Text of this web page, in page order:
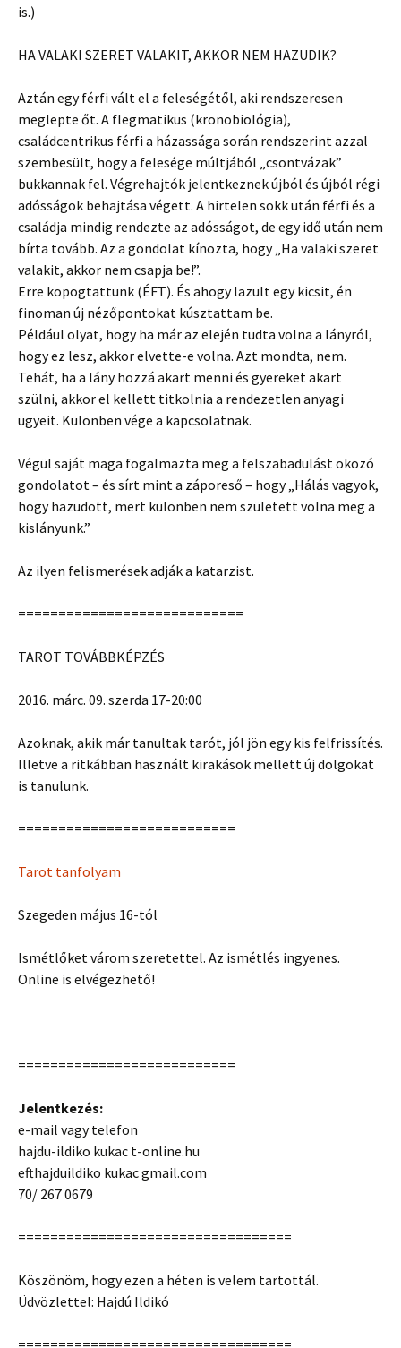
is.)
HA VALAKI SZERET VALAKIT, AKKOR NEM HAZUDIK?
Aztán egy férfi vált el a feleségétől, aki rendszeresen
meglepte őt. A flegmatikus (kronobiológia),
családcentrikus férfi a házassága során rendszerint azzal
szembesült, hogy a felesége múltjából „csontvázak”
bukkannak fel. Végrehajtók jelentkeznek újból és újból régi
adósságok behajtása végett. A hirtelen sokk után férfi és a
családja mindig rendezte az adósságot, de egy idő után nem
bírta tovább. Az a gondolat kínozta, hogy „Ha valaki szeret
valakit, akkor nem csapja be!”.
Erre kopogtattunk (ÉFT). És ahogy lazult egy kicsit, én
finoman új nézőpontokat kúsztattam be.
Például olyat, hogy ha már az elején tudta volna a lányról,
hogy ez lesz, akkor elvette-e volna. Azt mondta, nem.
Tehát, ha a lány hozzá akart menni és gyereket akart
szülni, akkor el kellett titkolnia a rendezetlen anyagi
ügyeit. Különben vége a kapcsolatnak.
Végül saját maga fogalmazta meg a felszabadulást okozó
gondolatot – és sírt mint a záporeső – hogy „Hálás vagyok,
hogy hazudott, mert különben nem született volna meg a
kislányunk.”
Az ilyen felismerések adják a katarzist.
============================
TAROT TOVÁBBKÉPZÉS
2016. márc. 09. szerda 17-20:00
Azoknak, akik már tanultak tarót, jól jön egy kis felfrissítés.
Illetve a ritkábban használt kirakások mellett új dolgokat
is tanulunk.
===========================
Tarot tanfolyam
Szegeden május 16-tól
Ismétlőket várom szeretettel. Az ismétlés ingyenes.
Online is elvégezhető!
===========================
Jelentkezés:
e-mail vagy telefon
hajdu-ildiko kukac t-online.hu
efthajduildiko kukac gmail.com
70/ 267 0679
==================================
Köszönöm, hogy ezen a héten is velem tartottál.
Üdvözlettel: Hajdú Ildikó
==================================